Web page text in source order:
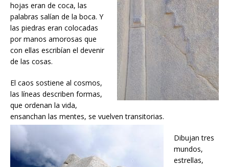
hojas eran de coca, las
palabras salían de la boca. Y
las piedras eran colocadas
por manos amorosas que
con ellas escribían el devenir
de las cosas.
El caos sostiene al cosmos,
las líneas describen formas,
que ordenan la vida,
ensanchan las mentes, se vuelven transitorias.
Dibujan tres
mundos,
estrellas,